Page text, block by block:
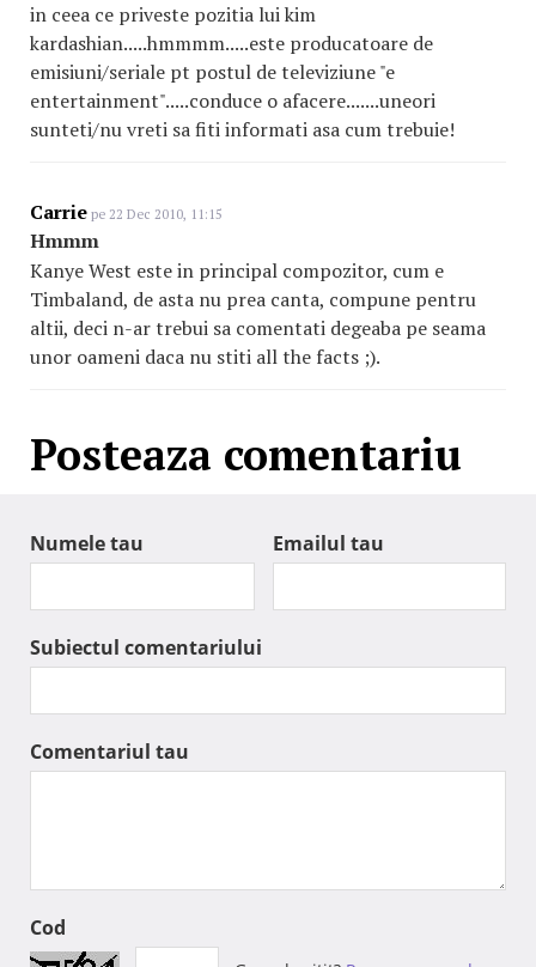
in ceea ce priveste pozitia lui kim
kardashian.....hmmmm.....este producatoare de
emisiuni/seriale pt postul de televiziune "e
entertainment".....conduce o afacere.......uneori
sunteti/nu vreti sa fiti informati asa cum trebuie!
Carrie pe 22 Dec 2010, 11:15
Hmmm
Kanye West este in principal compozitor, cum e
Timbaland, de asta nu prea canta, compune pentru
altii, deci n-ar trebui sa comentati degeaba pe seama
unor oameni daca nu stiti all the facts ;).
Posteaza comentariu
Numele tau Emailul tau
Subiectul comentariului
Comentariul tau
Cod